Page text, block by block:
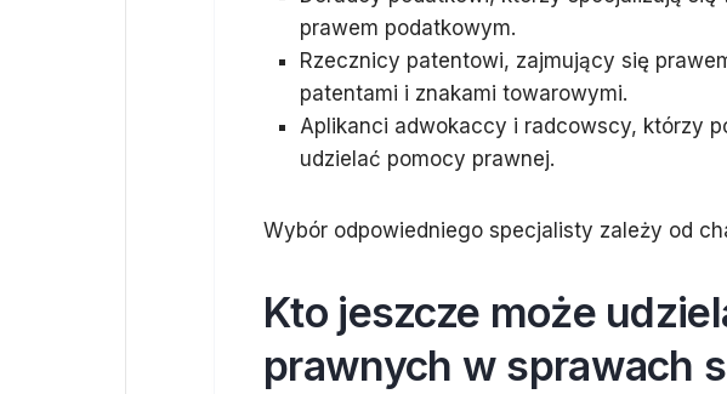
prawem podatkowym.
Rzecznicy patentowi, zajmujący się
patentami i znakami towarowymi.
Aplikanci adwokaccy i radcowscy, którzy
udzielać pomocy prawnej.
Wybór odpowiedniego specjalisty zależy od
Kto jeszcze może
prawnych w sprawach